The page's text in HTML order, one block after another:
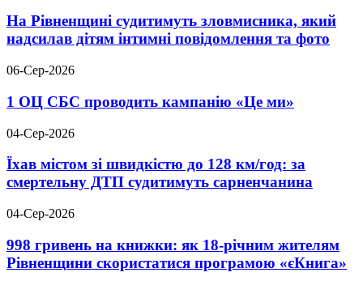
На Рівненщині судитимуть зловмисника, який
надсилав дітям інтимні повідомлення та фото
06-Сер-2026
1 ОЦ СБС проводить кампанію «Це ми»
04-Сер-2026
Їхав містом зі швидкістю до 128 км/год: за
смертельну ДТП судитимуть сарненчанина
04-Сер-2026
998 гривень на книжки: як 18-річним жителям
Рівненщини скористатися програмою «єКнига»